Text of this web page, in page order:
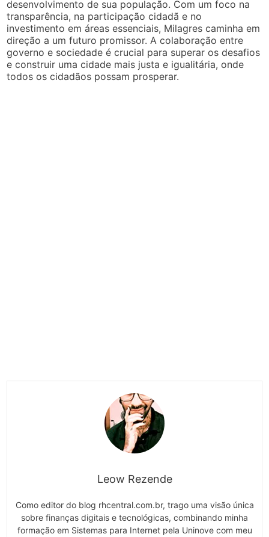
desenvolvimento de sua população. Com um foco na
transparência, na participação cidadã e no
investimento em áreas essenciais, Milagres caminha em
direção a um futuro promissor. A colaboração entre
governo e sociedade é crucial para superar os desafios
e construir uma cidade mais justa e igualitária, onde
todos os cidadãos possam prosperar.
Leow Rezende
Como editor do blog rhcentral.com.br, trago uma visão única
sobre finanças digitais e tecnológicas, combinando minha
formação em Sistemas para Internet pela Uninove com meu